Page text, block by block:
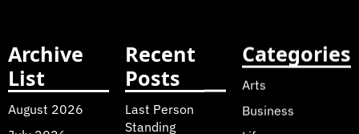
Archive
List
August 2026
Recent
Posts
Last Person
Standing
Categories
Arts
Business